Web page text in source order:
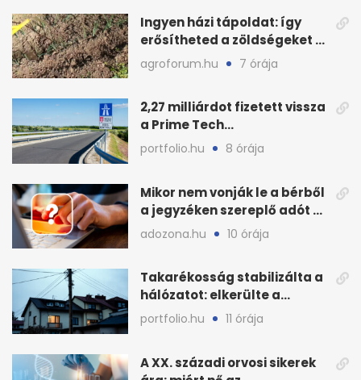
Ingyen házi tápoldat: így
erősítheted a zöldségeket a
hőhullám után
agroforum.hu 7 órája
2,27 milliárdot fizetett vissza
a Prime Tech
Magántőkealap az
államnak
portfolio.hu 8 órája
Mikor nem vonják le a bérből
a jegyzéken szereplő adót és
járulékot?
adozona.hu 10 órája
Takarékosság stabilizálta a
hálózatot: elkerülte a
sötétséget Magyarország
portfolio.hu 11 órája
A XX. századi orvosi sikerek